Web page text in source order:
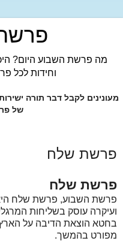
מה פרשת השבוע היום?
וחידות לכל
מעונינים לקבל דבר תורה
של
פרשת שלח
פרשת שלח
פרשת השבוע, פרשת שלח
ועיקרה עוסק בשליחות
בחטא הוצאת הדיבה על
מפורט בהמשך.